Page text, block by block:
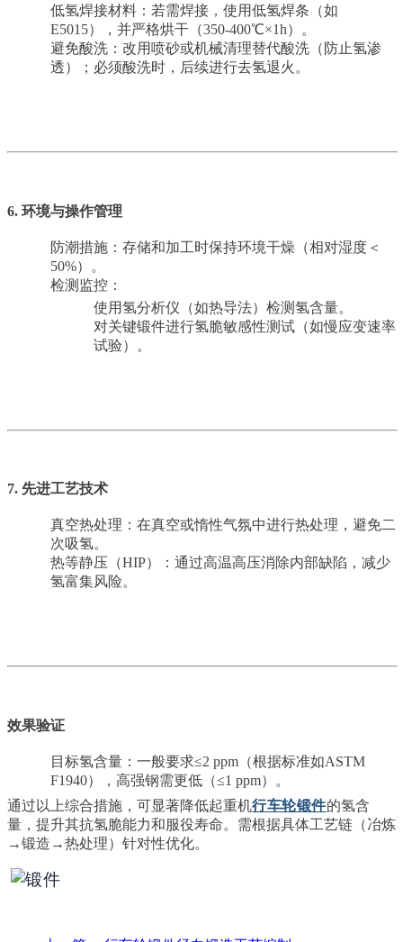
低氢焊接材料：若需焊接，使用低氢焊条（如
E5015），并严格烘干（350-400℃×1h）。
避免酸洗：改用喷砂或机械清理替代酸洗（防止氢渗
透）；必须酸洗时，后续进行去氢退火。
6. 环境与操作管理
防潮措施：存储和加工时保持环境干燥（相对湿度＜
50%）。
检测监控：
使用氢分析仪（如热导法）检测氢含量。
对关键锻件进行氢脆敏感性测试（如慢应变速率
试验）。
7. 先进工艺技术
真空热处理：在真空或惰性气氛中进行热处理，避免二
次吸氢。
热等静压（HIP）：通过高温高压消除内部缺陷，减少
氢富集风险。
效果验证
目标氢含量：一般要求≤2 ppm（根据标准如ASTM
F1940），高强钢需更低（≤1 ppm）。
通过以上综合措施，可显著降低起重机行车轮锻件的氢含
量，提升其抗氢脆能力和服役寿命。需根据具体工艺链（冶炼
→锻造→热处理）针对性优化。